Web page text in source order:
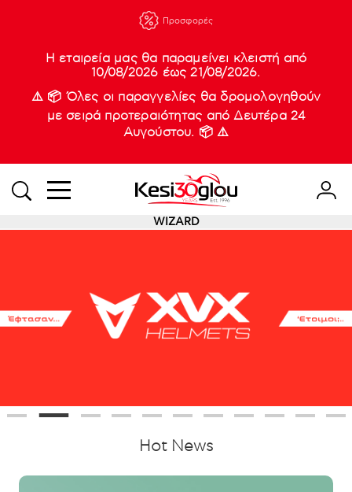
ΝέεςΠαραλαβές
Η εταιρεία μας θα παραμείνει κλειστή από
10/08/2026 έως 21/08/2026.
⚠️ 📦 Όλες οι παραγγελίες θα δρομολογηθούν
με σειρά προτεραιότητας από Δευτέρα 24
Αυγούστου. 📦 ⚠️
WIZARD
Hot News